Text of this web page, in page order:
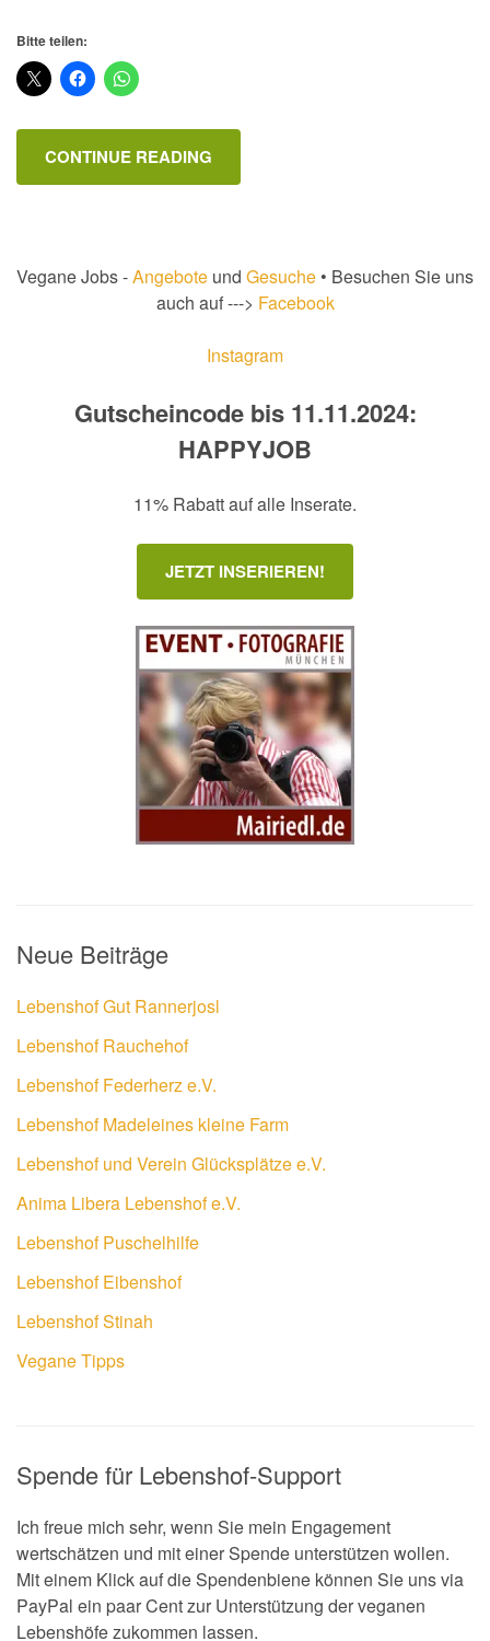
Bitte teilen:
CONTINUE READING
Vegane Jobs -Angebote und Gesuche • Besuchen Sie uns
auch auf ---> Facebook
Instagram
Gutscheincode bis 11.11.2024:
HAPPYJOB
11% Rabatt auf alle Inserate.
JETZT INSERIEREN!
Neue Beiträge
Lebenshof Gut Rannerjosl
Lebenshof Rauchehof
Lebenshof Federherz e.V.
Lebenshof Madeleines kleine Farm
Lebenshof und Verein Glücksplätze e.V.
Anima Libera Lebenshof e.V.
Lebenshof Puschelhilfe
Lebenshof Eibenshof
Lebenshof Stinah
Vegane Tipps
Spende für Lebenshof-Support
Ich freue mich sehr, wenn Sie mein Engagement
wertschätzen und mit einer Spende unterstützen wollen.
Mit einem Klick auf die Spendenbiene können Sie uns via
PayPal ein paar Cent zur Unterstützung der veganen
Lebenshöfe zukommen lassen.